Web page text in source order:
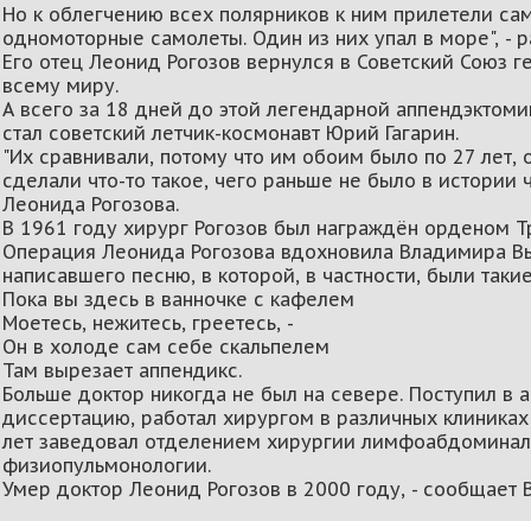
Но к облегчению всех полярников к ним прилетели
одномоторные самолеты. Один из них упал в море", -
Его отец Леонид Рогозов вернулся в Советский Союз
всему миру.
А всего за 18 дней до этой легендарной
стал советский летчик-космонавт Юрий Гагарин.
"Их сравнивали, потому что им обоим было по 27
сделали что-то такое, чего раньше не было в истории
Леонида Рогозова.
В 1961 году хирург Рогозов был награждён орденом
Операция Леонида Рогозова вдохновила Владимира
написавшего песню, в которой, в частности, были
Пока вы здесь в ванночке с кафелем
Моетесь, нежитесь, греетесь, -
Он в холоде сам себе скальпелем
Там вырезает аппендикс.
Больше доктор никогда не был на севере. Поступил в
диссертацию, работал хирургом в различных
лет заведовал отделением хирургии
физиопульмонологии.
Умер доктор Леонид Рогозов в 2000 году, - сообщает